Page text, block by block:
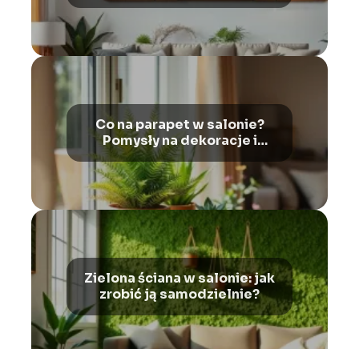
Co na parapet w salonie?
Pomysły na dekoracje i
rośliny
Zielona ściana w salonie: jak
zrobić ją samodzielnie?